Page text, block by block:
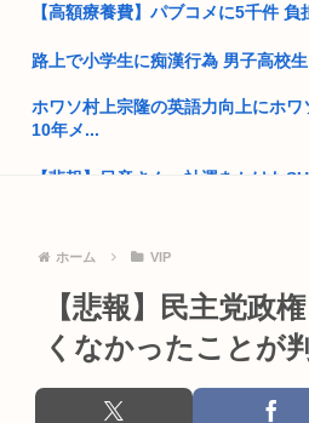
で1...
クルド人問題を訴えてきた河合ゆう
候補表明...
熊本大震災震度7 （死者数38人）
緊縮財政論者として知られる大物
触れ左遷
開成→東大法学部トップのエース官
なかっ...
【高額療養費】パブコメに5千件 負
路上で小学生に痴漢行為 男子高校
ホワソ村上宗隆の英語力向上にホワ
10年メ...
【悲報】日産さん、社運をかけた
【画像あり】女子、整形に成功「
と思う！...
部屋作りゲーム、確率で出現する
不具合が...
ホーム VIP
【悲報】民主党政
くなかったことが